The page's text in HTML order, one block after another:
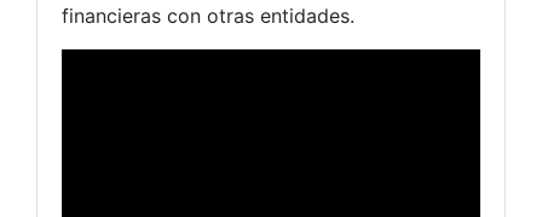
financieras con otras entidades.